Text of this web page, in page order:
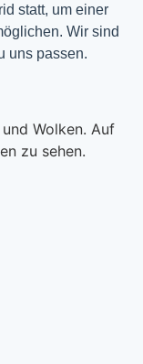
statt, um einer
Wir sind
uns passen.